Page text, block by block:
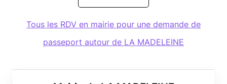
Tous les RDV en mairie pour une demande de
passeport autour de LA MADELEINE